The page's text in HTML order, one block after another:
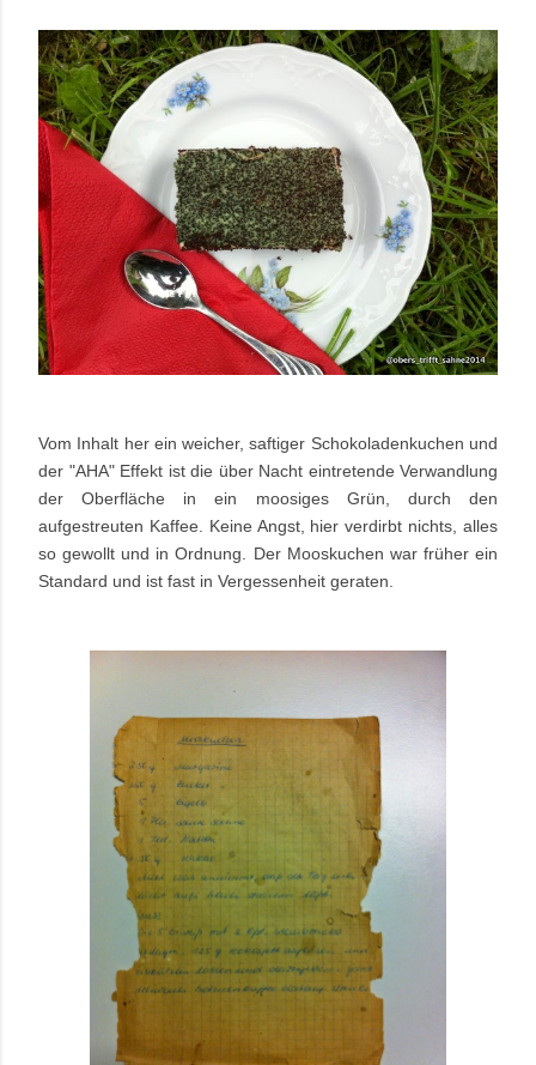
Vom Inhalt her ein weicher, saftiger Schokoladenkuchen und
der "AHA" Effekt ist die über Nacht eintretende Verwandlung
der Oberfläche in ein moosiges Grün, durch den
aufgestreuten Kaffee. Keine Angst, hier verdirbt nichts, alles
so gewollt und in Ordnung. Der Mooskuchen war früher ein
Standard und ist fast in Vergessenheit geraten.